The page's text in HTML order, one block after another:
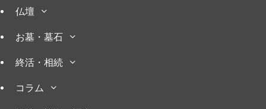
仏壇
お墓・墓石
終活・相続
コラム